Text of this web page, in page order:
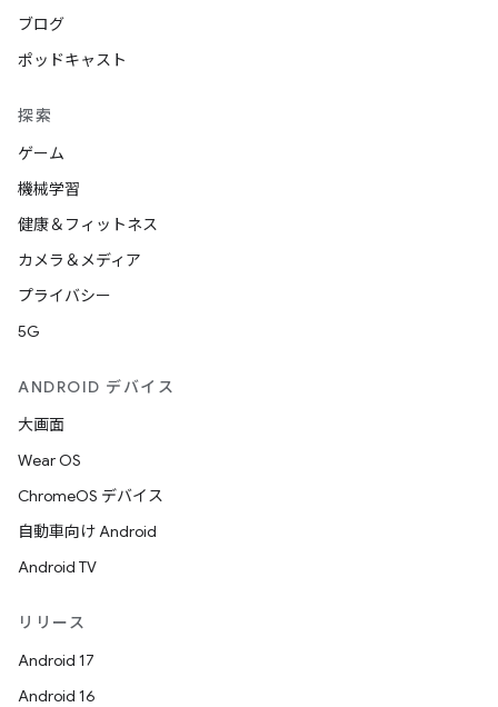
ブログ
ポッドキャスト
探索
ゲーム
機械学習
健康＆フィットネス
カメラ＆メディア
プライバシー
5G
ANDROID デバイス
大画面
Wear OS
ChromeOS デバイス
自動車向け Android
Android TV
リリース
Android 17
Android 16